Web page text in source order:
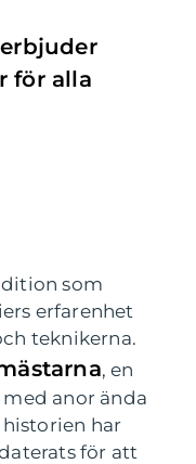
för alla
som
erfarenhet
teknikerna.
, en
anor ända
historien har
för att